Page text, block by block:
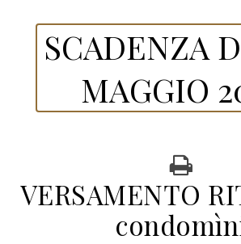
SCADENZA
MAGGIO
VERSAMENTO